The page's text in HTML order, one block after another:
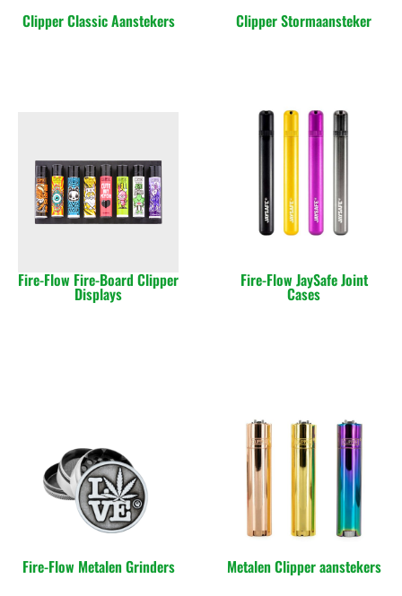
Clipper Classic Aanstekers Clipper Stormaansteker
Fire-Flow Fire-Board Clipper
Displays
Fire-Flow JaySafe Joint
Cases
Fire-Flow Metalen Grinders Metalen Clipper aanstekers